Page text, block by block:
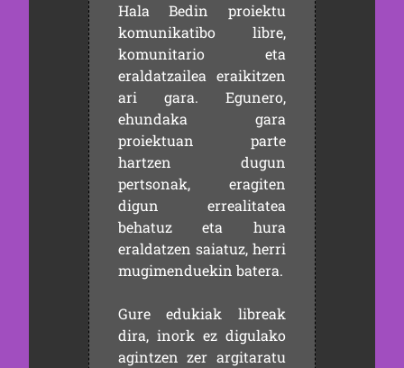
Hala Bedin proiektu
komunikatibo libre,
komunitario eta
eraldatzailea eraikitzen
ari gara. Egunero,
ehundaka gara
proiektuan parte
hartzen dugun
pertsonak, eragiten
digun errealitatea
behatuz eta hura
eraldatzen saiatuz, herri
mugimenduekin batera.
Gure edukiak libreak
dira, inork ez digulako
agintzen zer argitaratu